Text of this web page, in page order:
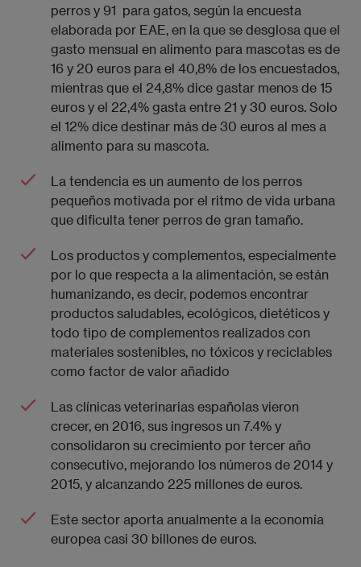
perros y 91  para gatos, según la encuesta
elaborada por EAE, en la que se desglosa que el
gasto mensual en alimento para mascotas es de
16 y 20 euros para el 40,8% de los encuestados,
mientras que el 24,8% dice gastar menos de 15
euros y el 22,4% gasta entre 21 y 30 euros. Solo
el 12% dice destinar más de 30 euros al mes a
alimento para su mascota.
La tendencia es un aumento de los perros
pequeños motivada por el ritmo de vida urbana
que dificulta tener perros de gran tamaño.
Los productos y complementos, especialmente
por lo que respecta a la alimentación, se están
humanizando, es decir, podemos encontrar
productos saludables, ecológicos, dietéticos y
todo tipo de complementos realizados con
materiales sostenibles, no tóxicos y reciclables
como factor de valor añadido
Las clínicas veterinarias españolas vieron
crecer, en 2016, sus ingresos un 7.4% y
consolidaron su crecimiento por tercer año
consecutivo, mejorando los números de 2014 y
2015, y alcanzando 225 millones de euros.
Este sector aporta anualmente a la economía
europea casi 30 billones de euros.